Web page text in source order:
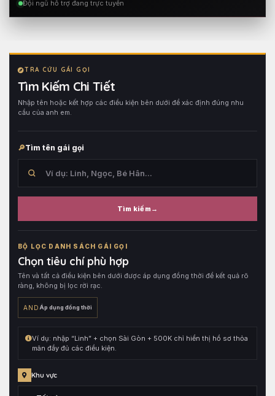
Đội ngũ hỗ trợ đang trực tuyến
TRA CỨU GÁI GỌI
Tìm Kiếm Chi Tiết
Nhập tên hoặc kết hợp các điều kiện bên dưới để xác định đúng nhu
cầu của anh em.
Tìm tên gái gọi
Tìm kiếm
trong
tên
hồ
sơ,
đó
kết
hợp
cùng
bộ
điều
BỘ LỌC DANH SÁCH GÁI GỌI
Chọn tiêu chí phù hợp
Tên và tất cả điều kiện bên dưới được áp dụng đồng thời để kết quả rõ
ràng, không bị lọc rời rạc.
AND Áp dụng đồng thời
Ví dụ: nhập “Linh” + chọn Sài Gòn + 500K chỉ hiển thị hồ sơ thỏa
mãn đầy đủ các điều kiện.
Khu vực